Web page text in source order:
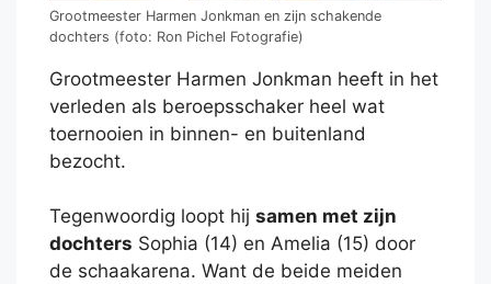
Grootmeester Harmen Jonkman en zijn schakende
dochters (foto: Ron Pichel Fotografie)
Grootmeester Harmen Jonkman heeft in het
verleden als beroepsschaker heel wat
toernooien in binnen- en buitenland
bezocht.
Tegenwoordig loopt hij samen met zijn
dochters Sophia (14) en Amelia (15) door
de schaakarena. Want de beide meiden